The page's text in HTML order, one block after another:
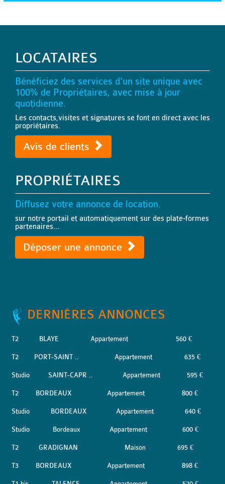
LOCATAIRES
Bénéficiez des services d'un site unique avec
100% de Propriétaires, avec mise à jour
quotidienne.
Les contacts,visites et signatures se font en direct avec les
propriétaires.
Avis de clients
PROPRIÉTAIRES
Diffusez votre annonce de location.
sur notre portail et automatiquement sur des plate-formes
partenaires...
Déposer une annonce
DERNIÈRES ANNONCES
T2 BLAYE Appartement 560 €
T2 PORT-SAINT .. Appartement 635 €
Studio SAINT-CAPR .. Appartement 595 €
T2 BORDEAUX Appartement 800 €
Studio BORDEAUX Appartement 640 €
Studio Bordeaux Appartement 600 €
T2 GRADIGNAN Maison 695 €
T3 BORDEAUX Appartement 898 €